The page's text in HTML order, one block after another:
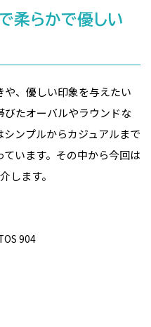
柔らかで優しい
、優しい印象を与えたい
びたオーバルやラウンドな
ンプルからカジュアルまで
います。その中から今回は
します。
904